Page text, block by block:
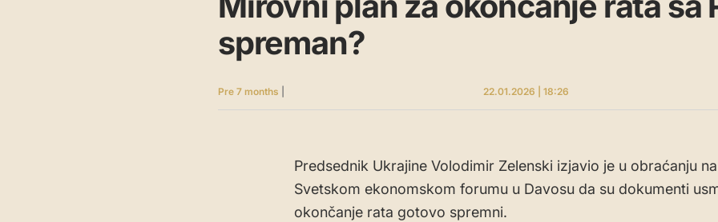
spreman?
Pre 7 months 22.01.2026 | 18:26
Predsednik Ukrajine Volodimir Zelenski izjavio je u obraćanju na
Svetskom ekonomskom forumu u Davosu da su dokumenti
okončanje rata gotovo spremni.